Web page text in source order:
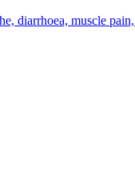
diarrhoea, muscle